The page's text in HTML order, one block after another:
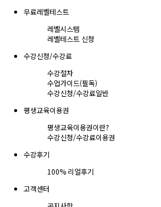
무료레벨테스트
레벨시스템
레벨테스트 신청
수강신청/수강료
수강절차
수업가이드(필독)
수강신청/수강료일반
평생교육이용권
평생교육이용권이란?
수강신청/수강료이용권
수강후기
100% 리얼후기
고객센터